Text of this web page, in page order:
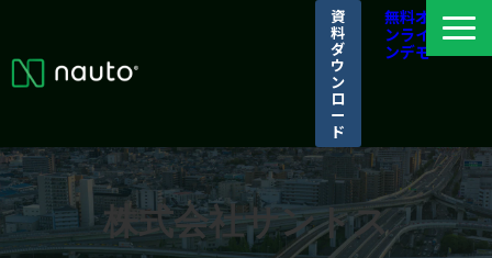
資
料
ダ
ウ
ン
ロ
ー
ド
無料オ
ンライ
ンデモ
ナウトとは
選ばれる理由
導入事例
株式会社サントス